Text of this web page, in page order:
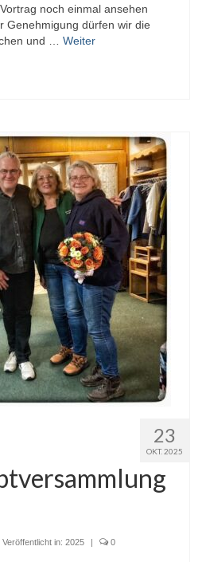
noch einmal ansehen
Genehmigung dürfen wir die
und … Weiter
23
OKT. 2025
Veröffentlicht in: 2025 | 0